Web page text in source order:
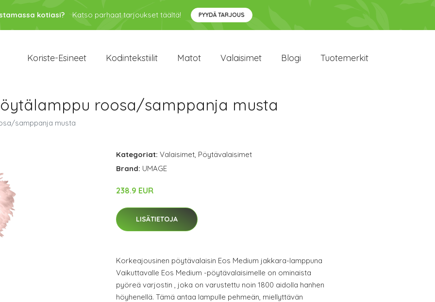
kotiasi? Katso parhaat tarjoukset täältä! PYYDÄ TARJOUS
Koriste-Esineet Kodintekstiilit Matot Valaisimet Blogi Tuotemerkit
roosa/samppanja musta
samppanja musta
Kategoriat: Valaisimet, Pöytävalaisimet
Brand: UMAGE
238.9 EUR
LISÄTIETOJA
Korkeajousinen pöytävalaisin Eos Medium jakkara-lamppuna
Vaikuttavalle Eos Medium -pöytävalaisimelle on ominaista
pyöreä varjostin , joka on varustettu noin 1800 aidolla hanhen
höyhenellä. Tämä antaa lampulle pehmeän, miellyttävän